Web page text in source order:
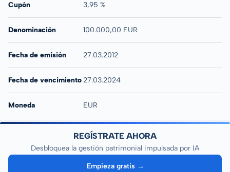
Cupón 3,95 %
Denominación 100.000,00 EUR
Fecha de emisión 27.03.2012
Fecha de vencimiento27.03.2024
Moneda EUR
REGÍSTRATE AHORA
Desbloquea la gestión patrimonial impulsada por IA
Empieza gratis →